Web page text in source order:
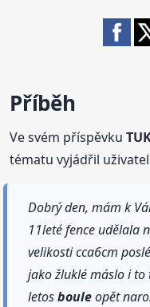
Příběh
Ve svém příspěvku
tématu vyjádřil uživatel
Dobrý den, mám k
11leté fence udělala
velikosti cca6cm
jako žluklé máslo i to
letosbouleopět